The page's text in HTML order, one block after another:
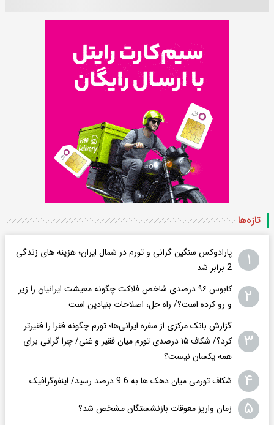
تازه‌ها
۱
پارادوکس سنگین گرانی و تورم در شمال ایران؛ هزینه های زندگی
2 برابر ‌شد
۲
کابوس ۹۶ درصدی شاخص فلاکت چگونه معیشت ایرانیان را زیر
و رو کرده است؟/ راه حل، اصلاحات بنیادین است
۳
گزارش بانک مرکزی از سفره ایرانی‌ها؛ تورم چگونه فقرا را فقیرتر
کرد؟/ شکاف ۱۵ درصدی تورم میان فقیر و غنی/ چرا گرانی برای
همه یکسان نیست؟
۴ شکاف تورمی میان دهک ها به 9.6 درصد رسید/ اینفوگرافیک
۵ زمان واریز معوقات بازنشستگان مشخص شد؟